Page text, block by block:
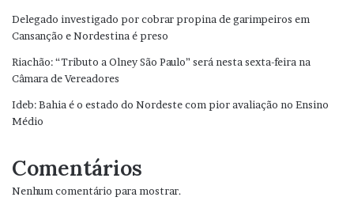
Delegado investigado por cobrar propina de garimpeiros em
Cansanção e Nordestina é preso
Riachão: “Tributo a Olney São Paulo” será nesta sexta-feira na
Câmara de Vereadores
Ideb: Bahia é o estado do Nordeste com pior avaliação no Ensino
Médio
Comentários
Nenhum comentário para mostrar.